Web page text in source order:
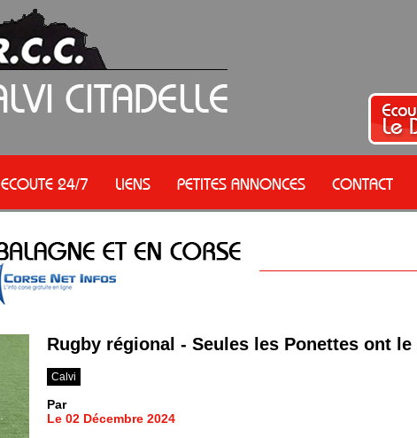
ECOUTE 24/7 LIENS PETITES ANNONCES CONTACT
Rugby régional - Seules les Ponettes ont
Calvi
Par
Le 02 Décembre 2024